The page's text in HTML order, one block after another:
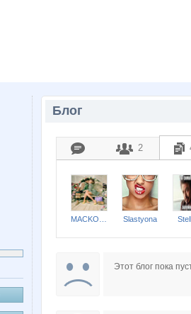
Блог
2
Slastyona
Этот блог пока